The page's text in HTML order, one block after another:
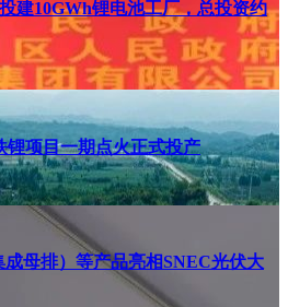
建10GWh锂电池工厂，总投资约
锂项目一期点火正式投产
母排）等产品亮相SNEC光伏大